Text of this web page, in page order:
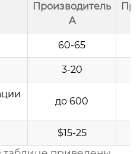
Производитель
A
60-65
3-20
до 600
$15-25